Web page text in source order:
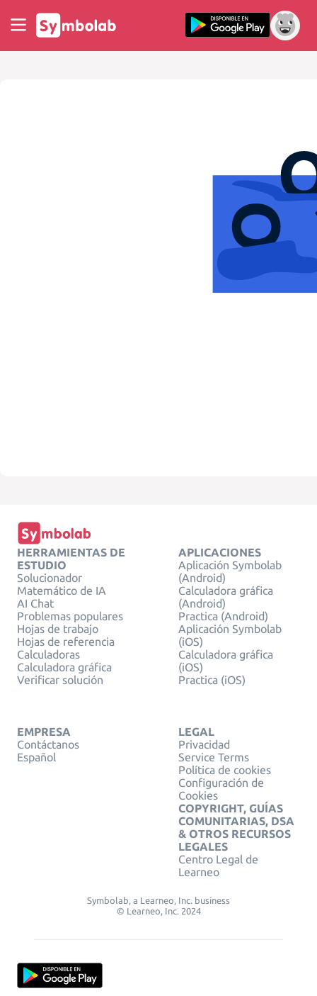
HERRAMIENTAS DE
ESTUDIO
Solucionador
Matemático de IA
AI Chat
Problemas populares
Hojas de trabajo
Hojas de referencia
Calculadoras
Calculadora gráfica
Verificar solución
APLICACIONES
Aplicación Symbolab
(Android)
Calculadora gráfica
(Android)
Practica (Android)
Aplicación Symbolab
(iOS)
Calculadora gráfica
(iOS)
Practica (iOS)
EMPRESA
Contáctanos
Español
LEGAL
Privacidad
Service Terms
Política de cookies
Configuración de
Cookies
COPYRIGHT, GUÍAS
COMUNITARIAS, DSA
& OTROS RECURSOS
LEGALES
Centro Legal de
Learneo
Symbolab, a Learneo, Inc. business
© Learneo, Inc. 2024